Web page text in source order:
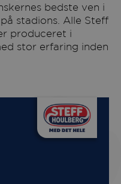
bedste ven i
stadions. Alle Steff
produceret i
stor erfaring inden